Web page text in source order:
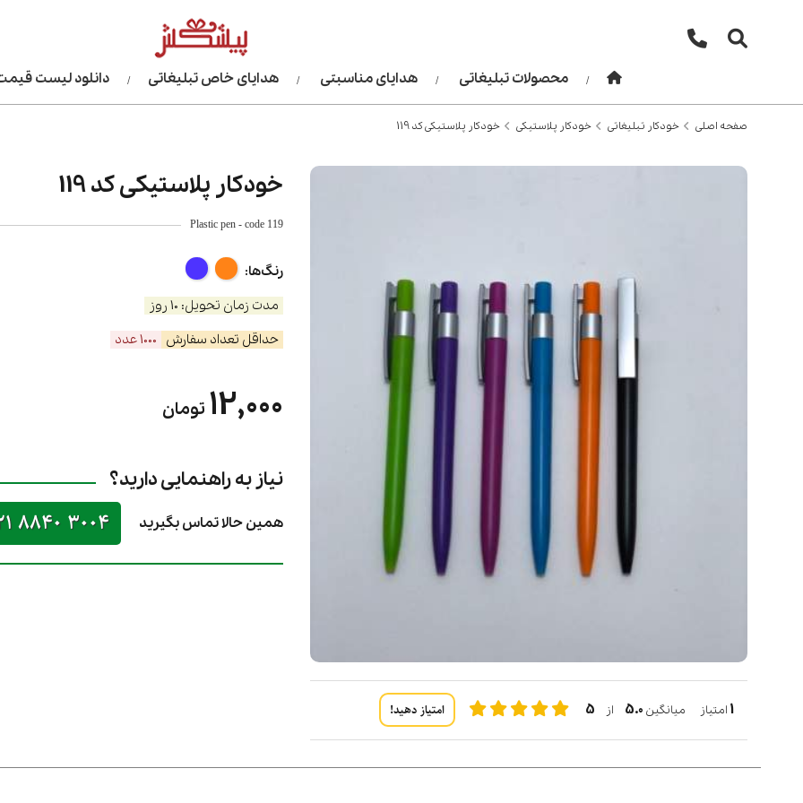
محصولات تبلیغاتی هدایای مناسبتی هدایای خاص تبلیغاتی دانلود لیست
صفحه اصلی خودکار تبلیغاتی خودکار پلاستیکی خودکار پلاستیکی کد 119
1 امتیاز میانگین 5.0 از 5 امتیاز دهید!
خودکار پلاستیکی کد 119
Plastic pen - code 119
رنگ‌ها:
مدت زمان تحویل: 10 روز
حداقل تعداد سفارش 1000 عدد
12,000 تومان
نیاز به راهنمایی دارید؟
همین حالا تماس بگیرید 8840 3004